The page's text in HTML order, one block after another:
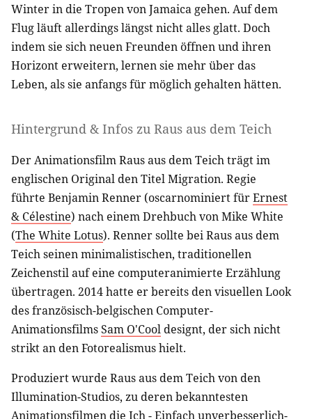
Winter in die Tropen von Jamaica gehen. Auf dem
Flug läuft allerdings längst nicht alles glatt. Doch
indem sie sich neuen Freunden öffnen und ihren
Horizont erweitern, lernen sie mehr über das
Leben, als sie anfangs für möglich gehalten hätten.
Hintergrund & Infos zu Raus aus dem Teich
Der Animationsfilm Raus aus dem Teich trägt im
englischen Original den Titel Migration. Regie
führte Benjamin Renner (oscarnominiert fürErnest
& Célestine) nach einem Drehbuch von Mike White
(The White Lotus). Renner sollte bei Raus aus dem
Teich seinen minimalistischen, traditionellen
Zeichenstil auf eine computeranimierte Erzählung
übertragen. 2014 hatte er bereits den visuellen Look
des französisch-belgischen Computer-
AnimationsfilmsSam O'Cool designt, der sich nicht
strikt an den Fotorealismus hielt.
Produziert wurde Raus aus dem Teich von den
Illumination-Studios, zu deren bekanntesten
Animationsfilmen die Ich - Einfach unverbesserlich-